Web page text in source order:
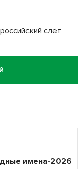
слёт
имена-2026